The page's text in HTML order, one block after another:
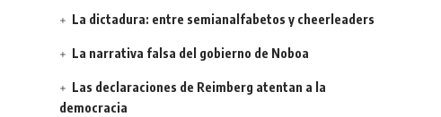
La dictadura: entre semianalfabetos y cheerleaders
La narrativa falsa del gobierno de Noboa
Las declaraciones de Reimberg atentan a la
democracia